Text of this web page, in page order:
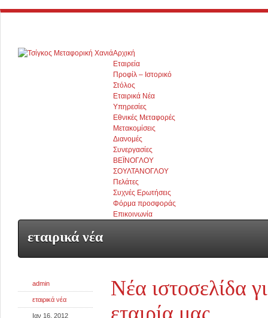
Αρχική
Εταιρεία
Προφίλ – Ιστορικό
Στόλος
Εταιρικά Νέα
Υπηρεσίες
Εθνικές Μεταφορές
Μετακομίσεις
Διανομές
Συνεργασίες
ΒΕΪΝΟΓΛΟΥ
ΣΟΥΛΤΑΝΟΓΛΟΥ
Πελάτες
Συχνές Ερωτήσεις
Φόρμα προσφοράς
Επικοινωνία
εταιρικά νέα
admin
εταιρικά νέα
Ιαν 16, 2012
Νέα ιστοσελίδα
εταιρία μας